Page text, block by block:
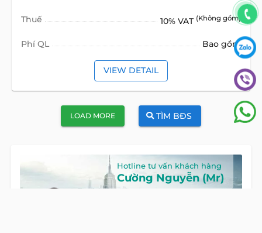
Thuế 10% VAT (Không gồm)
Phí QL Bao gồm
VIEW DETAIL
LOAD MORE TÌM BĐS
Hotline tư vấn khách hàng
Cường Nguyễn (Mr)